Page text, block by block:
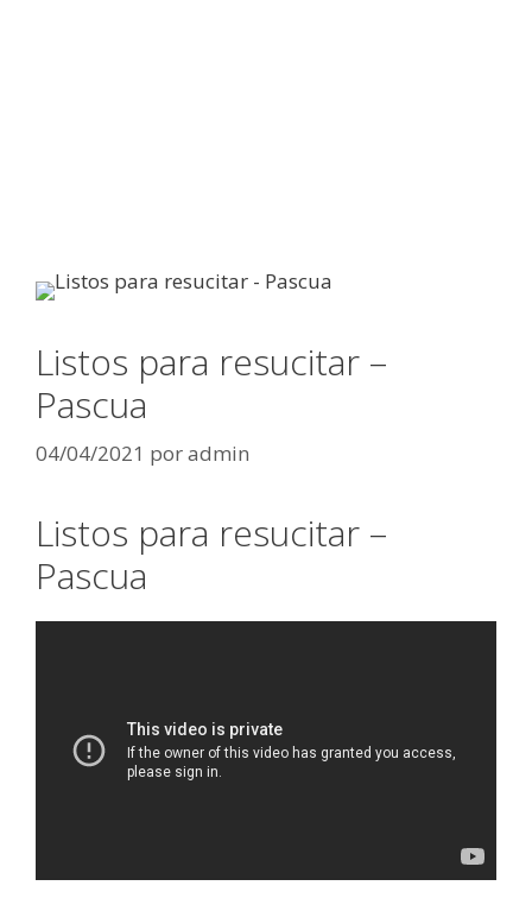
Listos para resucitar –
Pascua
04/04/2021 poradmin
Listos para resucitar –
Pascua